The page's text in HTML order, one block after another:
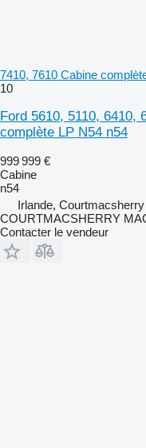
7410, 7610 Cabine
10
Ford 5610, 5110, 6410,
complète LP N54 n54
999 999 €
Cabine
n54
Irlande, Courtmacsherry
COURTMACSHERRY
Contacter le vendeur